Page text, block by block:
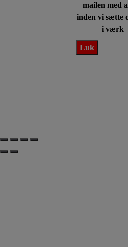
mailen med
inden vi sætte
i værk
Luk